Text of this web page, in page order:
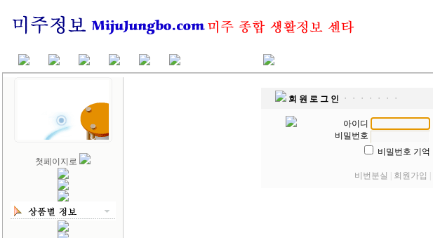
첫페이지로
회 원 로 그 인 ㆍㆍㆍㆍㆍㆍㆍ
아이디
비밀번호
비밀번호 기억
비번분실 회원가입